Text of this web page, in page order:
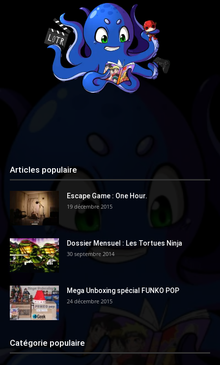
Articles populaire
Escape Game : One Hour.
19 décembre 2015
Dossier Mensuel : Les Tortues Ninja
30 septembre 2014
Mega Unboxing spécial FUNKO POP
24 décembre 2015
Catégorie populaire